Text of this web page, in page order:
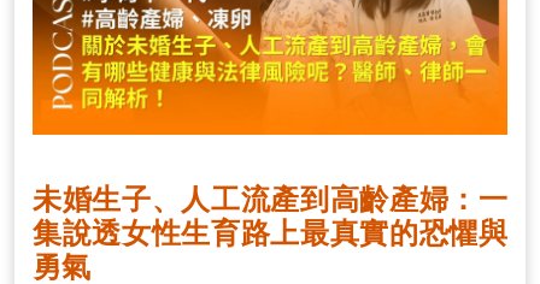
未婚生子、人工流產到高齡產婦：一
集說透女性生育路上最真實的恐懼與
勇氣